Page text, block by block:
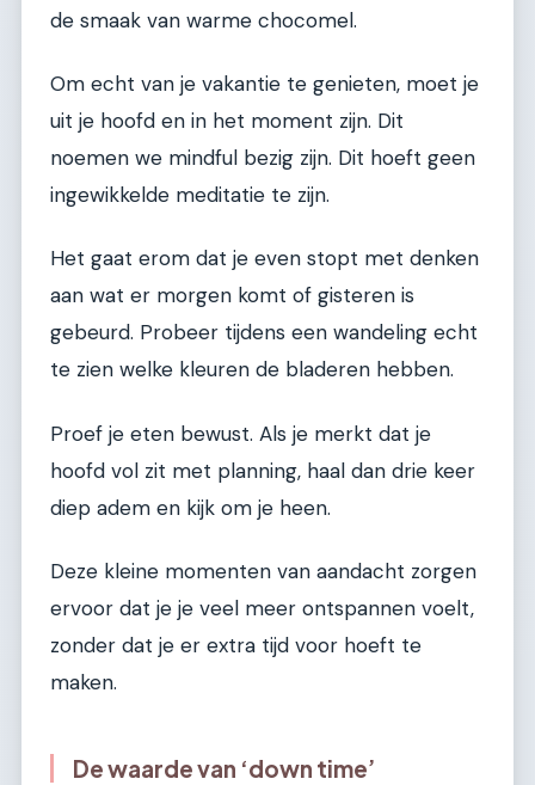
de smaak van warme chocomel.
Om echt van je vakantie te genieten, moet je
uit je hoofd en in het moment zijn. Dit
noemen we mindful bezig zijn. Dit hoeft geen
ingewikkelde meditatie te zijn.
Het gaat erom dat je even stopt met denken
aan wat er morgen komt of gisteren is
gebeurd. Probeer tijdens een wandeling echt
te zien welke kleuren de bladeren hebben.
Proef je eten bewust. Als je merkt dat je
hoofd vol zit met planning, haal dan drie keer
diep adem en kijk om je heen.
Deze kleine momenten van aandacht zorgen
ervoor dat je je veel meer ontspannen voelt,
zonder dat je er extra tijd voor hoeft te
maken.
De waarde van ‘down time’